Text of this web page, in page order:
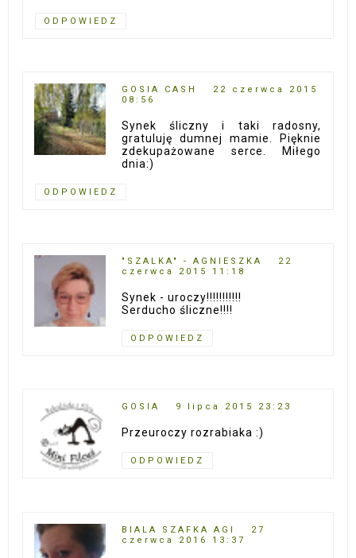
ODPOWIEDZ
GOSIA CASH
22 czerwca 2015
08:56
Synek śliczny i taki radosny,
gratuluję dumnej mamie. Pięknie
zdekupażowane serce. Miłego
dnia:)
ODPOWIEDZ
"SZALKA" - AGNIESZKA
22
czerwca 2015 11:18
Synek - uroczy!!!!!!!!!!!
Serducho śliczne!!!!
ODPOWIEDZ
GOSIA 9 lipca 2015 23:23
Przeuroczy rozrabiaka :)
ODPOWIEDZ
BIALA SZAFKA AGI
27
czerwca 2016 13:37